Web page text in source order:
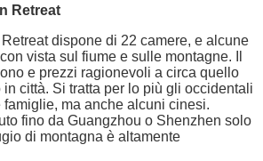
Retreat
dispone di 22 camere, e alcune
vista sul fiume e sulle montagne. Il
e prezzi ragionevoli a circa quello
città. Si tratta per lo più gli occidentali
ma anche alcuni cinesi.
fino da Guangzhou o Shenzhen solo
di montagna è altamente